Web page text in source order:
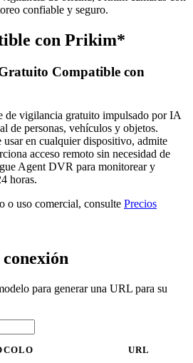
confiable y seguro.
con Prikim*
Compatible con
de vigilancia gratuito impulsado por IA
de personas, vehículos y objetos.
en cualquier dispositivo, admite
acceso remoto sin necesidad de
Agent DVR para monitorear y
horas.
o uso comercial, consulte Precios
para generar una URL para su
URL